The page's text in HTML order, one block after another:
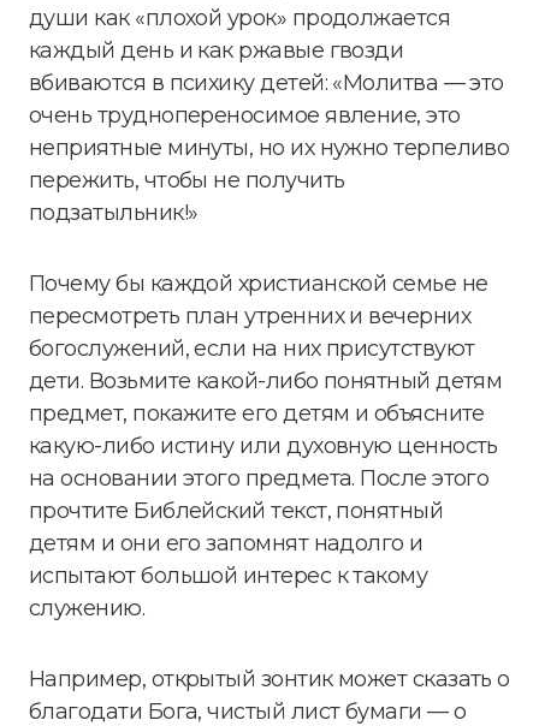
души как «плохой урок» продолжается
каждый день и как ржавые гвозди
вбиваются в психику детей: «Молитва — это
очень труднопереносимое явление, это
неприятные минуты, но их нужно терпеливо
пережить, чтобы не получить
подзатыльник!»
Почему бы каждой христианской семье не
пересмотреть план утренних и вечерних
богослужений, если на них присутствуют
дети. Возьмите какой-либо понятный детям
предмет, покажите его детям и объясните
какую-либо истину или духовную ценность
на основании этого предмета. После этого
прочтите Библейский текст, понятный
детям и они его запомнят надолго и
испытают большой интерес к такому
служению.
Например, открытый зонтик может сказать о
благодати Бога, чистый лист бумаги — о